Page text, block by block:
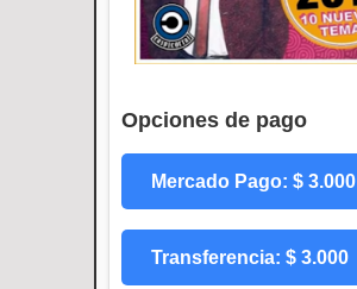
Opciones de pago
Mercado Pago: $ 3.000
Transferencia: $ 3.000